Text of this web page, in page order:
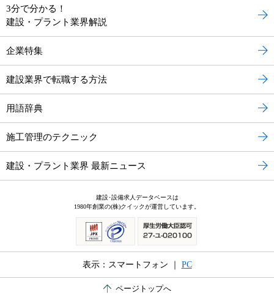
3分で分かる！
建設・プラント業界解説
企業特集
建設業界で転職する方法
用語辞典
施工管理のテクニック
建設・プラント業界 最新ニュース
建設･設備求人データベースは
1980年創業の(株)クイックが運営しています。
表示：スマートフォン ｜ PC
ページトップへ